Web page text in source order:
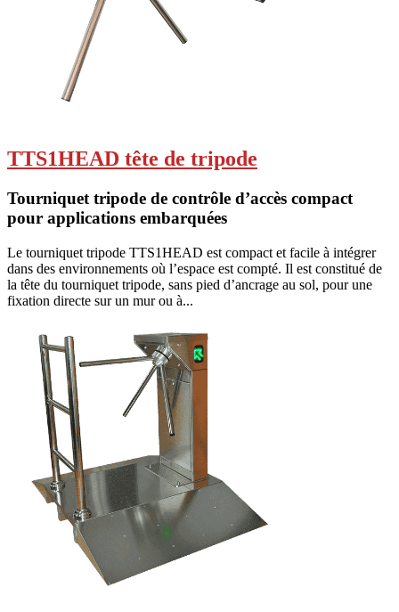
TTS1HEAD tête de tripode
Tourniquet tripode de contrôle d’accès compact
pour applications embarquées
Le tourniquet tripode TTS1HEAD est compact et facile à intégrer
dans des environnements où l’espace est compté. Il est constitué de
la tête du tourniquet tripode, sans pied d’ancrage au sol, pour une
fixation directe sur un mur ou à...